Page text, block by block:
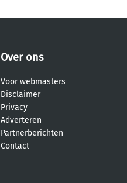
Over ons
Voor webmasters
Disclaimer
Privacy
Adverteren
Partnerberichten
Contact